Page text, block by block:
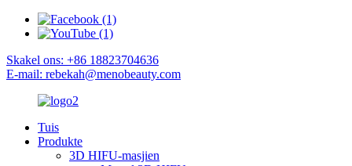
Skakel ons: +86 18823704636
E-mail: rebekah@menobeauty.com
Tuis
Produkte
3D HIFU-masjien